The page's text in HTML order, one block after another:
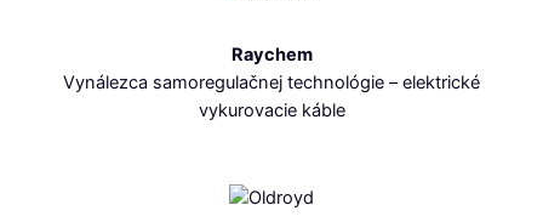
Raychem
Vynálezca samoregulačnej technológie – elektrické
vykurovacie káble